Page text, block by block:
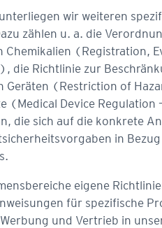
wir weiteren
zählen u. a. die
Chemikalien (Registration,
die Richtlinie zur
(Restriction of
(Medical Device Regulation
die sich auf die konkrete
in
eigene
für spezifische
und Vertrieb in